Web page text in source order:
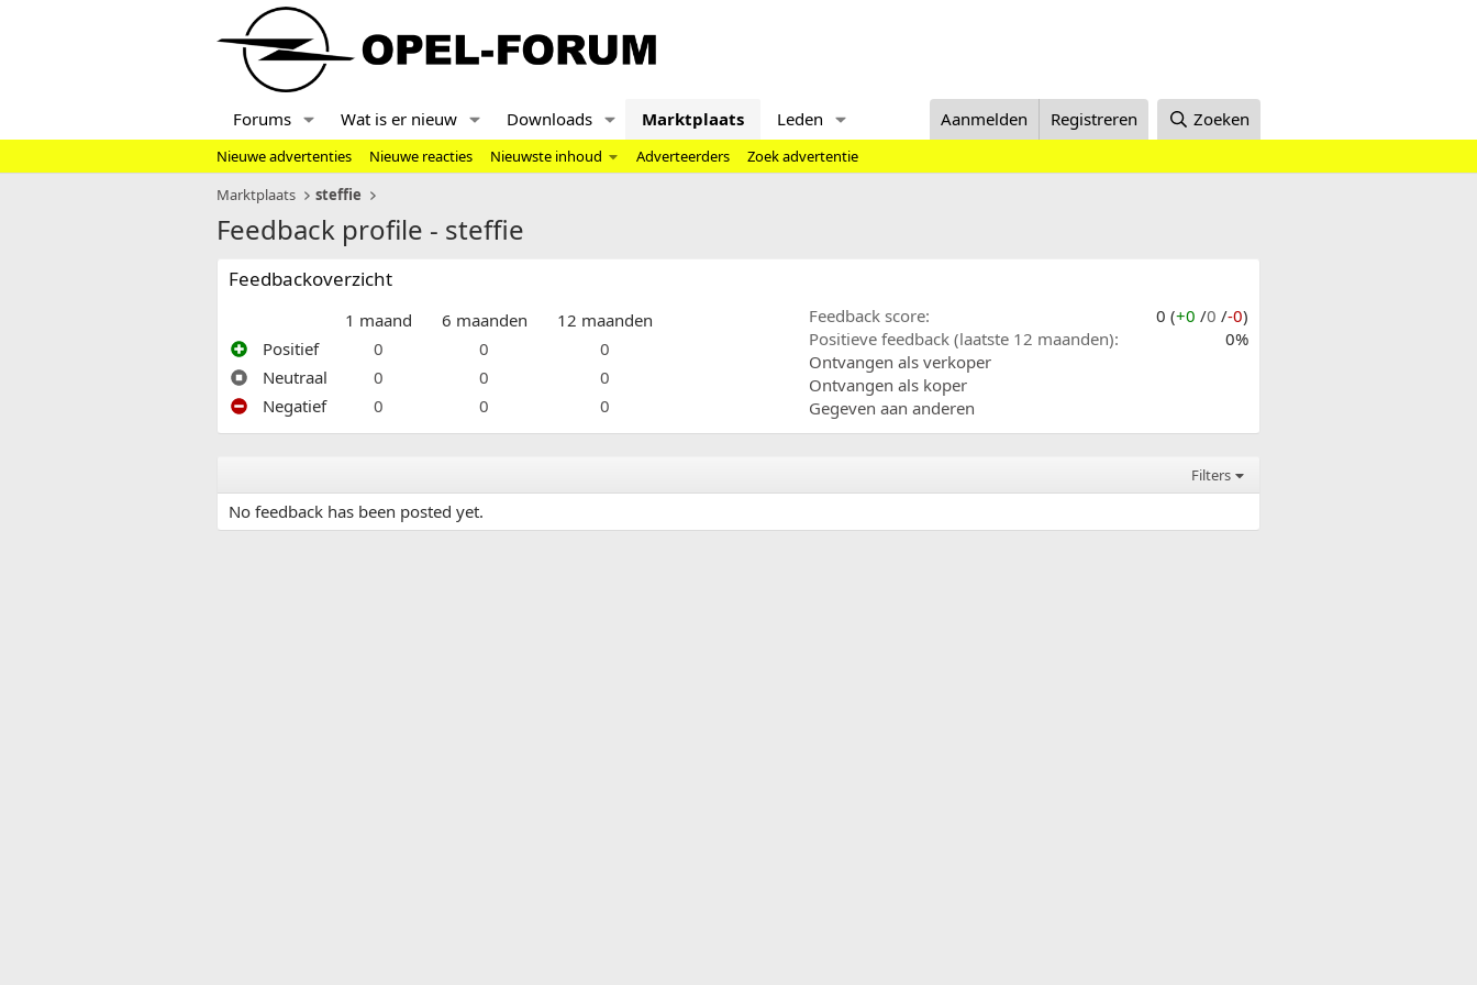
Forums Wat is er nieuw Downloads Marktplaats Leden Aanmelden Registreren Zoeken
Nieuwe advertenties Nieuwe reacties Nieuwste inhoud Adverteerders
Zoek advertentie
Marktplaats
steffie
Feedback profile - steffie
Feedbackoverzicht
1 maand 6 maanden
12 maanden
Positief
0 0
0
Neutraal
0 0
0
Negatief
0 0 0
Feedback score 0 (+0 /0 /-0)
Positieve feedback (laatste 12 maanden)
0%
Ontvangen als verkoper
Ontvangen als koper
Gegeven aan anderen
Filters
No feedback has been posted yet.